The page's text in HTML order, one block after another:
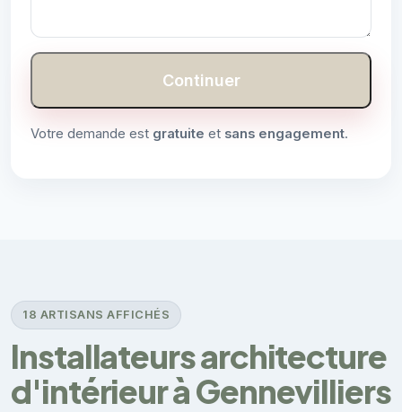
Continuer
Votre demande est gratuite et sans engagement.
18 ARTISANS AFFICHÉS
Installateurs architecture
d'intérieur à Gennevilliers